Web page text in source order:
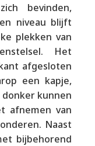
bevinden,
niveau blijft
plekken van
Het
afgesloten
een kapje,
kunnen
afnemen van
Naast
bijbehorend